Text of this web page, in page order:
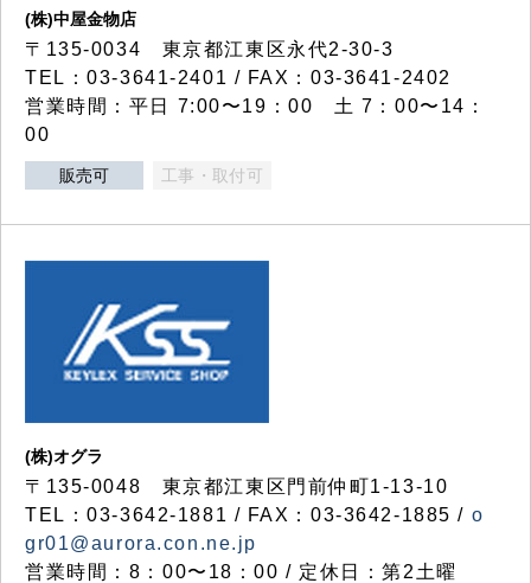
(株)中屋金物店
〒135-0034 東京都江東区永代2-30-3
TEL：03-3641-2401 / FAX：03-3641-2402
営業時間：平日 7:00〜19：00 土 7：00〜14：
00
販売可 工事・取付可
(株)オグラ
〒135-0048 東京都江東区門前仲町1-13-10
TEL：03-3642-1881 / FAX：03-3642-1885 / o
gr01@aurora.con.ne.jp
営業時間：8：00〜18：00 / 定休日：第2土曜